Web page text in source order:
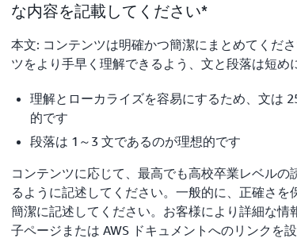
な内容を記載してください*
本文: コンテンツは明確かつ簡潔にまとめてくだ
ツをより手早く理解できるよう、文と段落は短め
理解とローカライズを容易にするため、文は
的です
段落は 1～3 文であるのが理想的です
コンテンツに応じて、最高でも高校卒業レベルの
るように記述してください。一般的に、正確さを
簡潔に記述してください。お客様により詳細な情
子ページまたは AWS ドキュメントへのリンクを設